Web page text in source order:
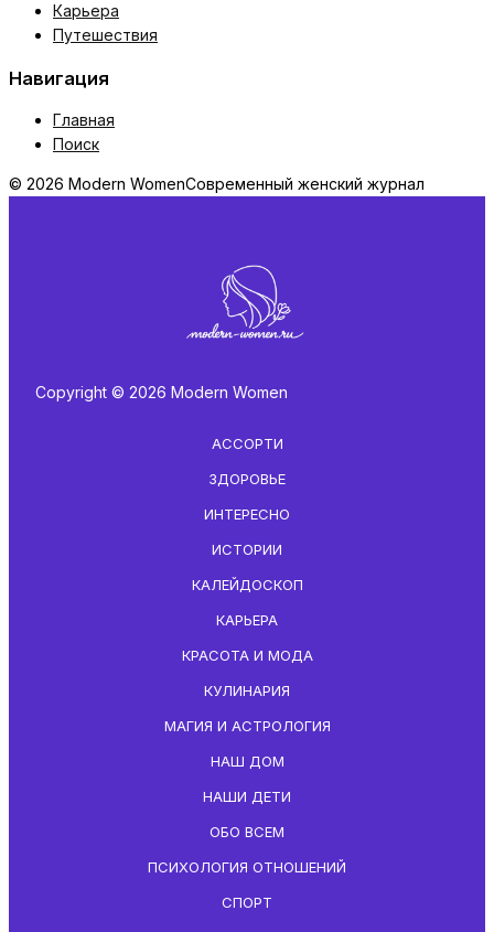
Карьера
Путешествия
Навигация
Главная
Поиск
© 2026 Modern WomenСовременный женский журнал
Copyright © 2026 Modern Women
АССОРТИ
ЗДОРОВЬЕ
ИНТЕРЕСНО
ИСТОРИИ
КАЛЕЙДОСКОП
КАРЬЕРА
КРАСОТА И МОДА
КУЛИНАРИЯ
МАГИЯ И АСТРОЛОГИЯ
НАШ ДОМ
НАШИ ДЕТИ
ОБО ВСЕМ
ПСИХОЛОГИЯ ОТНОШЕНИЙ
СПОРТ